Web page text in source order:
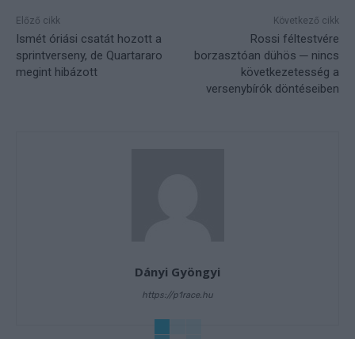
Előző cikk
Ismét óriási csatát hozott a
sprintverseny, de Quartararo
megint hibázott
Következő cikk
Rossi féltestvére
borzasztóan dühös ─ nincs
következetesség a
versenybírók döntéseiben
Dányi Gyöngyi
https://p1race.hu